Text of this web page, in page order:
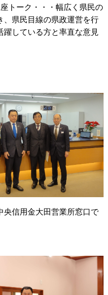
トーク・・・幅広く県民の
、県民目線の県政運営を行
躍している方と率直な意見
央信用金大田営業所窓口で